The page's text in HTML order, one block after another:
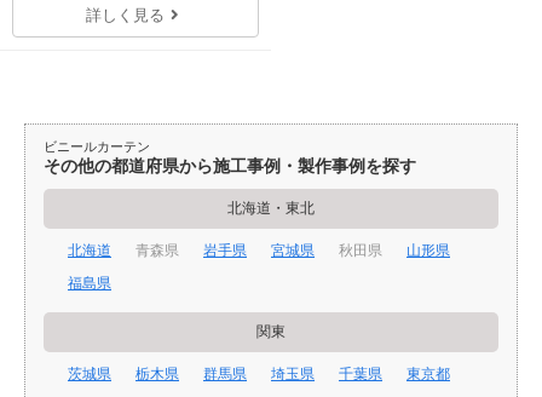
詳しく見る
ビニールカーテン
その他の都道府県から施工事例・製作事例を探す
北海道・東北
北海道 青森県 岩手県 宮城県 秋田県
山形県
福島県
関東
茨城県 栃木県 群馬県 埼玉県 千葉県
東京都